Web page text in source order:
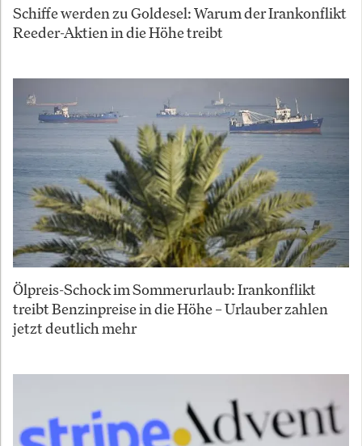
Schiffe werden zu Goldesel: Warum der Irankonflikt
Reeder-Aktien in die Höhe treibt
Ölpreis-Schock im Sommerurlaub: Irankonflikt
treibt Benzinpreise in die Höhe – Urlauber zahlen
jetzt deutlich mehr